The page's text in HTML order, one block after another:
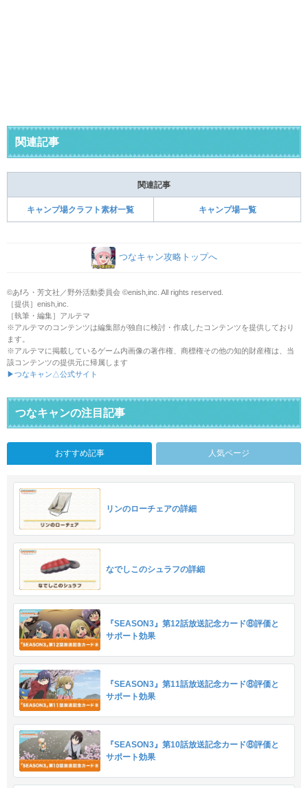
関連記事
関連記事
キャンプ場クラフト素材一覧 キャンプ場一覧
つなキャン攻略トップへ
©あfろ・芳文社／野外活動委員会 ©enish,inc. All rights reserved.
［提供］enish,inc.
［執筆・編集］アルテマ
※アルテマのコンテンツは編集部が独自に検討・作成したコンテンツを提供しており
ます。
※アルテマに掲載しているゲーム内画像の著作権、商標権その他の知的財産権は、当
該コンテンツの提供元に帰属します
▶つなキャン△公式サイト
つなキャンの注目記事
おすすめ記事 人気ページ
リンのローチェアの詳細
なでしこのシュラフの詳細
『SEASON3』第12話放送記念カード⑧評価と
サポート効果
『SEASON3』第11話放送記念カード⑧評価と
サポート効果
『SEASON3』第10話放送記念カード⑧評価と
サポート効果